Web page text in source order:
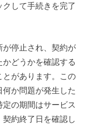
クして手続きを完了
が停止され、契約が
どうかを確認する
とがあります。この
何か問題が発生した
の期間はサービス
約終了日を確認し